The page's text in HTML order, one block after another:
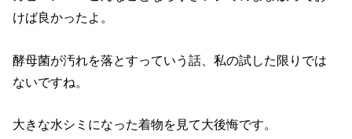
けば良かったよ。
酵母菌が汚れを落とすっていう話、私の試した限りでは
ないですね。
大きな水シミになった着物を見て大後悔です。